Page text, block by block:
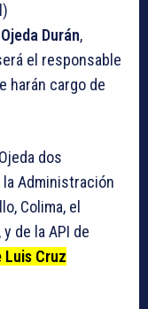
Durán,
el responsable
harán cargo de
dos
Administración
Colima, el
, y de la API de
Luis Cruz